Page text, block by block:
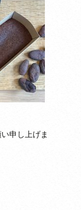
申し上げま